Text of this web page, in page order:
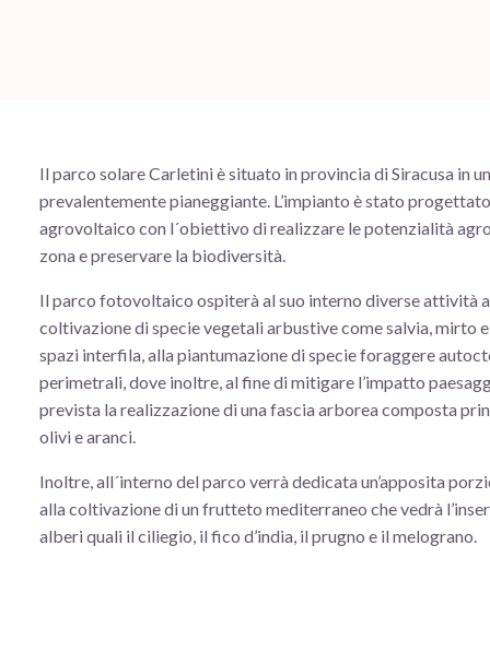
Il parco solare Carletini è situato in provincia di Siracusa in
prevalentemente pianeggiante. L’impianto è stato
agrovoltaico con l´obiettivo di realizzare le potenzialità
zona e preservare la biodiversità.
Il parco fotovoltaico ospiterà al suo interno diverse attività
coltivazione di specie vegetali arbustive come salvia, mirto
spazi interfila, alla piantumazione di specie foraggere
perimetrali, dove inoltre, al fine di mitigare l’impatto
prevista la realizzazione di una fascia arborea composta
olivi e aranci.
Inoltre, all´interno del parco verrà dedicata un’apposita
alla coltivazione di un frutteto mediterraneo che vedrà
alberi quali il ciliegio, il fico d’india, il prugno e il melograno.